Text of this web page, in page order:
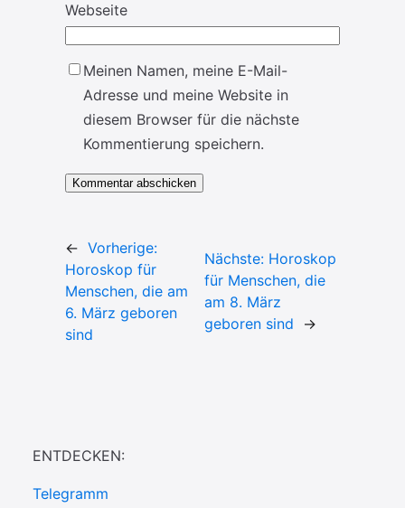
Webseite
Meinen Namen, meine E-Mail-
Adresse und meine Website in
diesem Browser für die nächste
Kommentierung speichern.
← Vorherige:
Horoskop für
Menschen, die am
6. März geboren
sind
Nächste: Horoskop
für Menschen, die
am 8. März
geboren sind
→
ENTDECKEN:
Telegramm